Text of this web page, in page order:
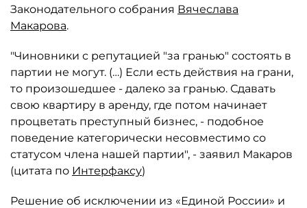
Законодательного собрания Вячеслава
Макарова.
"Чиновники с репутацией "за гранью" состоять в
партии не могут. (…) Если есть действия на грани,
то произошедшее - далеко за гранью. Сдавать
свою квартиру в аренду, где потом начинает
процветать преступный бизнес, - подобное
поведение категорически несовместимо со
статусом члена нашей партии", - заявил Макаров
(цитата по Интерфаксу)
Решение об исключении из «Единой России» и